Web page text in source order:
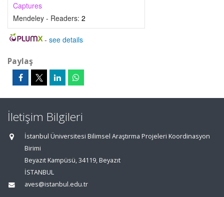
Captures
Mendeley - Readers: 2
- see details
Paylaş
İletişim Bilgileri
İstanbul Üniversitesi Bilimsel Araştırma Projeleri Koordinasyon
Birimi
Beyazıt Kampüsü, 34119, Beyazıt
İSTANBUL
aves@istanbul.edu.tr